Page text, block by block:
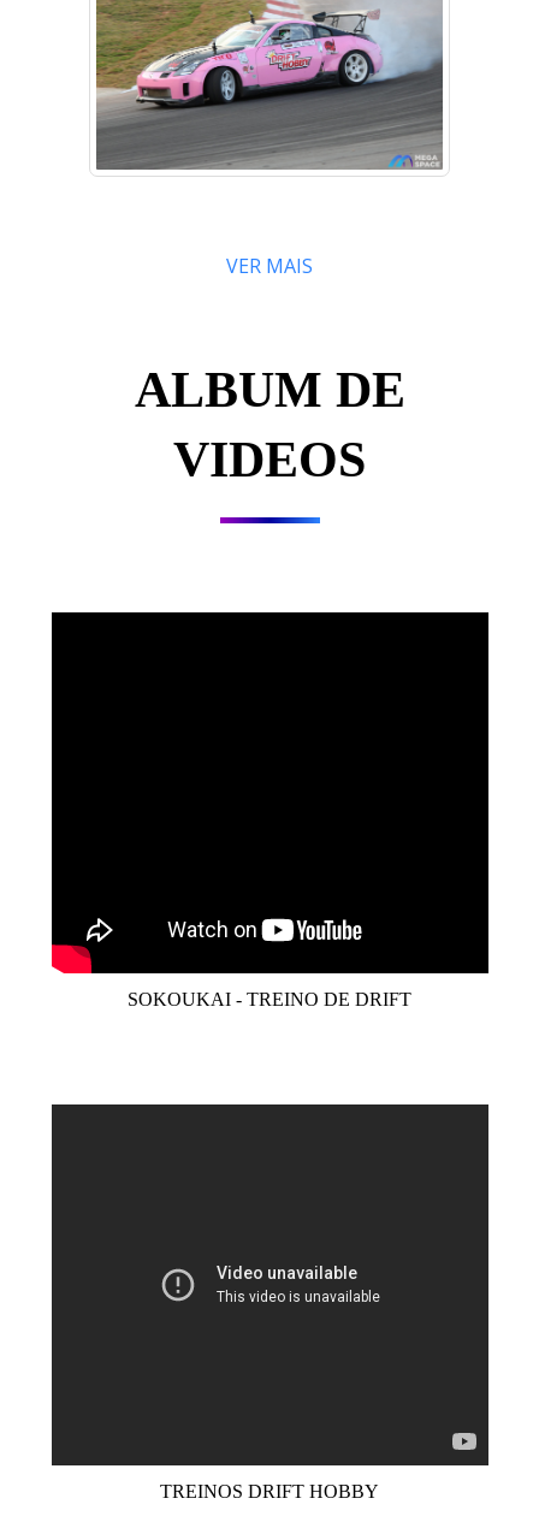
VER MAIS
ALBUM DE
VIDEOS
SOKOUKAI - TREINO DE DRIFT
TREINOS DRIFT HOBBY